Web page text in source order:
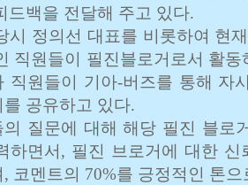
드백을 전달해 주고 있다.
시 정의선 대표를 비롯하여 현
직원들이 필진블로거로서 활
직원들이 기아-버즈를 통해 자
를 공유하고 있다.
의 질문에 대해 해당 필진 블로
하면서, 필진 브로거에 대한 신
, 코멘트의 70%를 긍정적인 톤